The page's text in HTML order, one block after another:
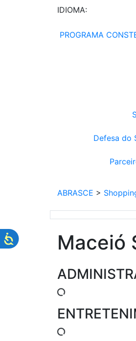
IDIOMA:
PROGRAMA
Defesa do
ABRASCE >
Maceió